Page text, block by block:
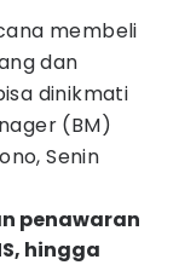
membeli
dan
dinikmati
(BM)
Senin
penawaran
hingga